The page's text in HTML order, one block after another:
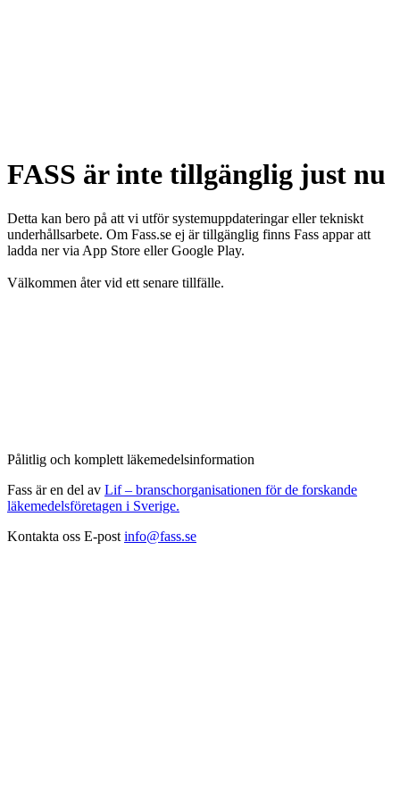
FASS är inte tillgänglig just nu
Detta kan bero på att vi utför systemuppdateringar eller tekniskt
underhållsarbete. Om Fass.se ej är tillgänglig finns Fass appar att
ladda ner via App Store eller Google Play.
Välkommen åter vid ett senare tillfälle.
Pålitlig och komplett läkemedelsinformation
Fass är en del av Lif – branschorganisationen för de forskande
läkemedelsföretagen i Sverige.
Kontakta oss E-post info@fass.se